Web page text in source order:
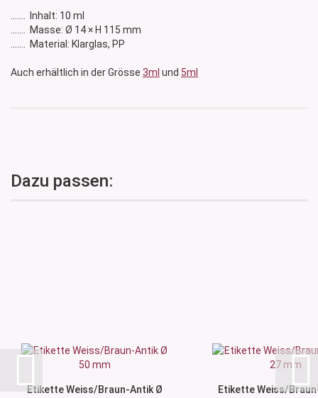
....... Inhalt: 10 ml
....... Masse: Ø 14 × H 115 mm
....... Material: Klarglas, PP
Auch erhältlich in der Grösse 3ml und 5ml
Dazu passen:
Etikette Weiss/Braun-Antik Ø Etikette Weiss/